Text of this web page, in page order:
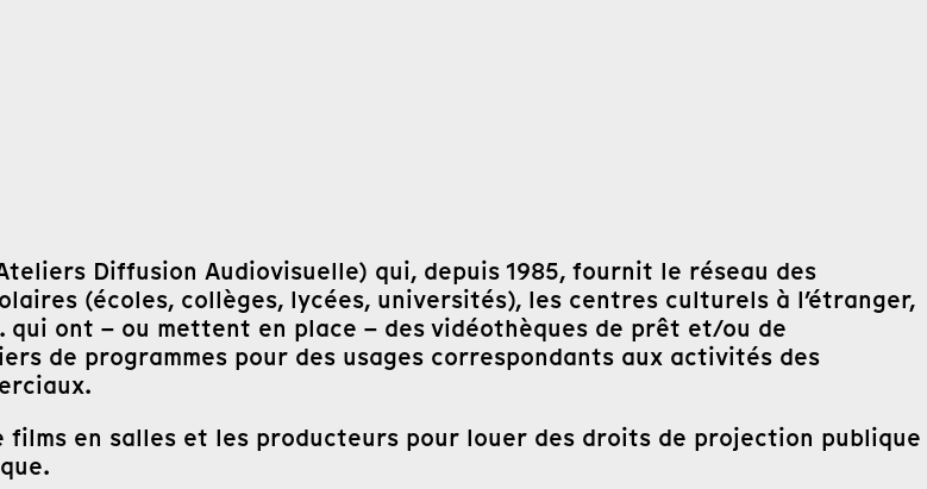
Diffusion Audiovisuelle) qui, depuis 1985, fournit le réseau des
(écoles, collèges, lycées, universités), les centres culturels à l’étranger,
ont – ou mettent en place – des vidéothèques de prêt et/ou de
de programmes pour des usages correspondants aux activités des
films en salles et les producteurs pour louer des droits de projection publique